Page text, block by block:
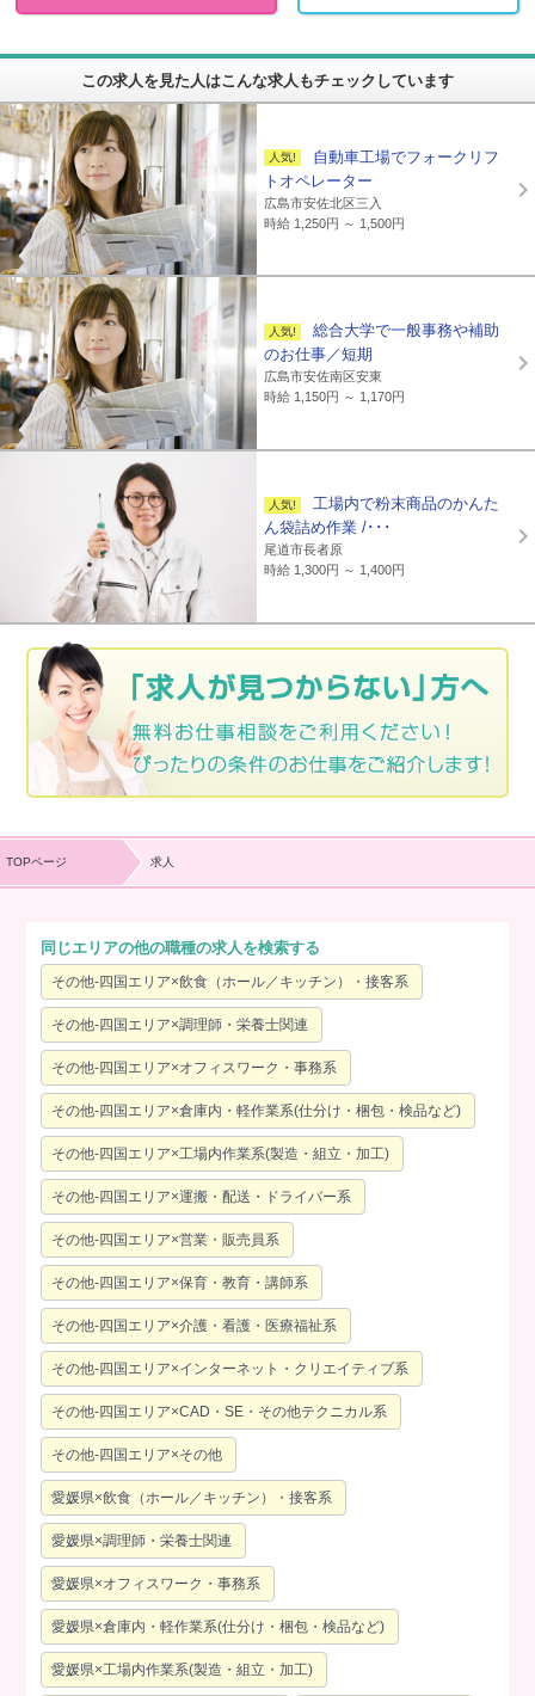
この求人を見た人はこんな求人もチェックしています
自動車工場でフォークリフ
トオペレーター
広島市安佐北区三入
時給 1,250円 ～ 1,500円
総合大学で一般事務や補助
のお仕事／短期
広島市安佐南区安東
時給 1,150円 ～ 1,170円
工場内で粉末商品のかんた
ん袋詰め作業 /･･･
尾道市長者原
時給 1,300円 ～ 1,400円
TOPページ 求人
同じエリアの他の職種の求人を検索する
その他-四国エリア×飲食（ホール／キッチン）・接客系
その他-四国エリア×調理師・栄養士関連
その他-四国エリア×オフィスワーク・事務系
その他-四国エリア×倉庫内・軽作業系(仕分け・梱包・検品など)
その他-四国エリア×工場内作業系(製造・組立・加工)
その他-四国エリア×運搬・配送・ドライバー系
その他-四国エリア×営業・販売員系
その他-四国エリア×保育・教育・講師系
その他-四国エリア×介護・看護・医療福祉系
その他-四国エリア×インターネット・クリエイティブ系
その他-四国エリア×CAD・SE・その他テクニカル系
その他-四国エリア×その他
愛媛県×飲食（ホール／キッチン）・接客系
愛媛県×調理師・栄養士関連
愛媛県×オフィスワーク・事務系
愛媛県×倉庫内・軽作業系(仕分け・梱包・検品など)
愛媛県×工場内作業系(製造・組立・加工)